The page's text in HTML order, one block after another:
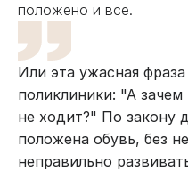
положено и все.
Или эта ужасная
поликлиники: "А
не ходит?" По закону
положена обувь, без
неправильно